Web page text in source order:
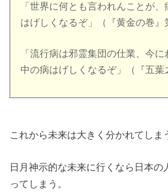
「世界に何とも言われんことが
はげしくなるぞ」（『黄金の巻』
「流行病は邪霊集団の仕業、今
中の病はげしくなるぞ」（『五葉
これから未来は大きく分かれてしま
日月神示的な未来に行くなら日本の
ってしまう。